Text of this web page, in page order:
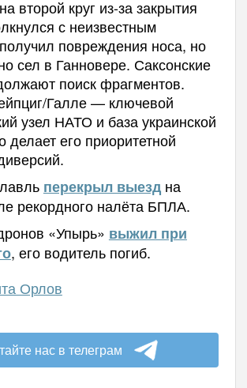
второй круг из-за закрытия
с неизвестным
повреждения носа, но
сел в Ганновере. Саксонские
поиск фрагментов.
Галле — ключевой
узел НАТО и база украинской
делает его приоритетной
перекрыл выездна
рекордного налёта БПЛА.
«Упырь» выжил при
, его водитель погиб.
Орлов
нас в телеграм